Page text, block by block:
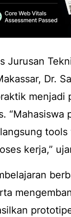
Jurusan
Dr.
menjadi
“Mahasiswa
tools
kerja,”